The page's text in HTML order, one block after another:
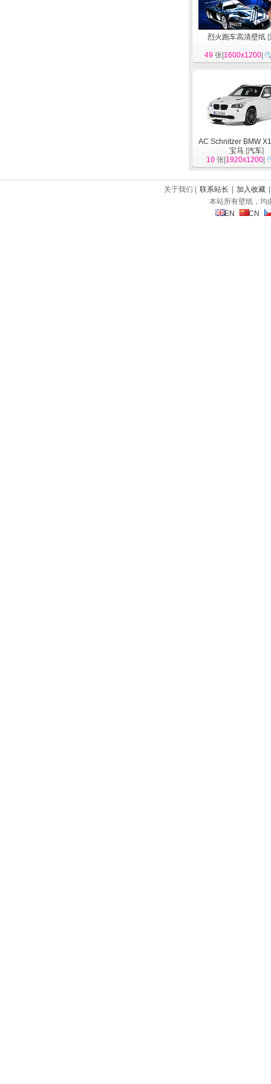
烈火跑车高清壁纸 [
49 张| 1600x1200
AC Schnitzer BMW
宝马 [汽车]
10 张| 1920x1200
关于我们 | 联系站长 加入收藏
本站所有壁纸，均
EN
CN